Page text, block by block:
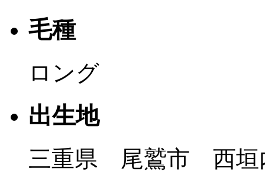
毛種
ロング
出生地
三重県 尾鷲市 西垣